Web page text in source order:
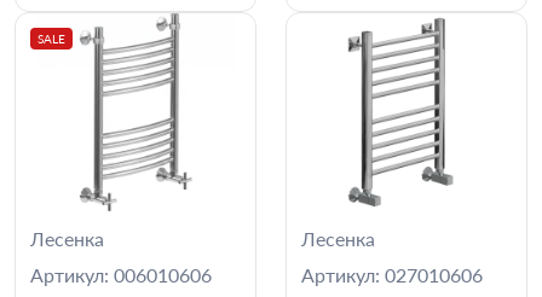
SALE
Лесенка
Артикул: 006010606
Лесенка
Артикул: 027010606